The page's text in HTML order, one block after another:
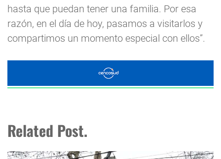
hasta que puedan tener una familia. Por esa
razón, en el día de hoy, pasamos a visitarlos y
compartimos un momento especial con ellos”.
Related Post.